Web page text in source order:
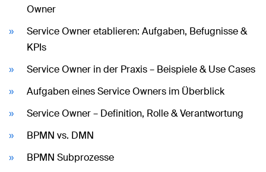
Owner
Service Owner etablieren: Aufgaben, Befugnisse &
KPIs
Service Owner in der Praxis – Beispiele & Use Cases
Aufgaben eines Service Owners im Überblick
Service Owner – Definition, Rolle & Verantwortung
BPMN vs. DMN
BPMN Subprozesse